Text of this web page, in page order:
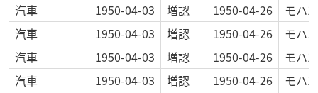
汽車
1950-04-03 増認 1950-04-26
モハ
汽車
1950-04-03 増認 1950-04-26
モハ
汽車
1950-04-03 増認 1950-04-26
モハ
汽車
1950-04-03 増認 1950-04-26
モハ